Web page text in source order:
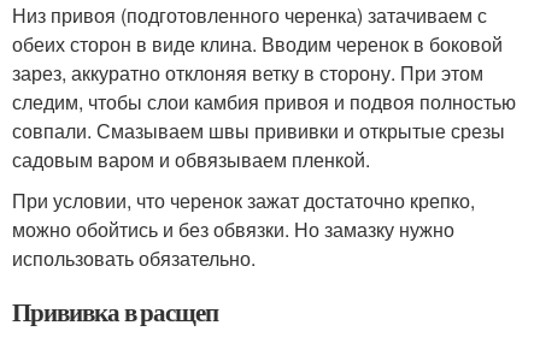
Низ привоя (подготовленного черенка) затачиваем с
обеих сторон в виде клина. Вводим черенок в боковой
зарез, аккуратно отклоняя ветку в сторону. При этом
следим, чтобы слои камбия привоя и подвоя полностью
совпали. Смазываем швы прививки и открытые срезы
садовым варом и обвязываем пленкой.
При условии, что черенок зажат достаточно крепко,
можно обойтись и без обвязки. Но замазку нужно
использовать обязательно.
Прививка в расщеп